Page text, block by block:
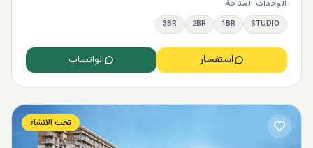
الوحدات المتاحة
STUDIO
1BR
2BR
3BR
استفسار الواتساب
تحت الانشاء